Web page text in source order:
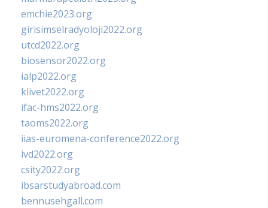
emchie2023.org
girisimselradyoloji2022.org
utcd2022.org
biosensor2022.org
ialp2022.org
klivet2022.org
ifac-hms2022.org
taoms2022.org
iias-euromena-conference2022.org
ivd2022.org
csity2022.org
ibsarstudyabroad.com
bennusehgall.com